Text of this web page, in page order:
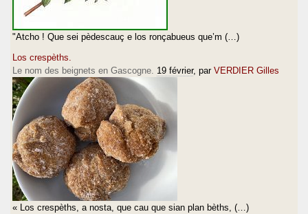
"Atcho ! Que sei pèdescauç e los ronçabueus que’m (…)
Los crespèths.
Le nom des beignets en Gascogne. 19 février, par VERDIER Gilles
« Los crespèths, a nosta, que cau que sian plan bèths, (…)